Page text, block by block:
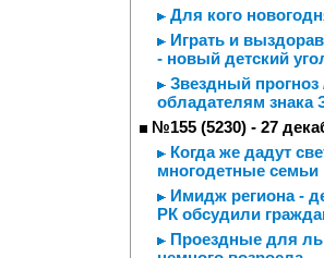
Для кого
Играть и
- новый детский
Звездный
обладателям знака
№155 (5230) - 27
Когда же дадут
многодетные семьи
Имидж региона -
РК обсудили
Проездные для